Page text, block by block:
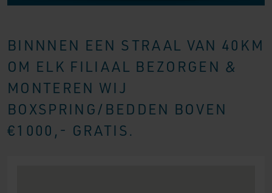
BINNNEN EEN STRAAL VAN 40KM
OM ELK FILIAAL BEZORGEN &
MONTEREN WIJ
BOXSPRING/BEDDEN BOVEN
€1000,- GRATIS.